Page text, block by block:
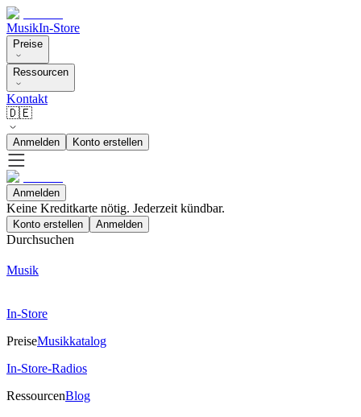
MusikIn-Store
Preise
Ressourcen
Kontakt
🇩🇪
Anmelden Konto erstellen
Anmelden
Keine Kreditkarte nötig. Jederzeit kündbar.
Konto erstellen Anmelden
Durchsuchen
Musik
In-Store
PreiseMusikkatalog
In-Store-Radios
RessourcenBlog